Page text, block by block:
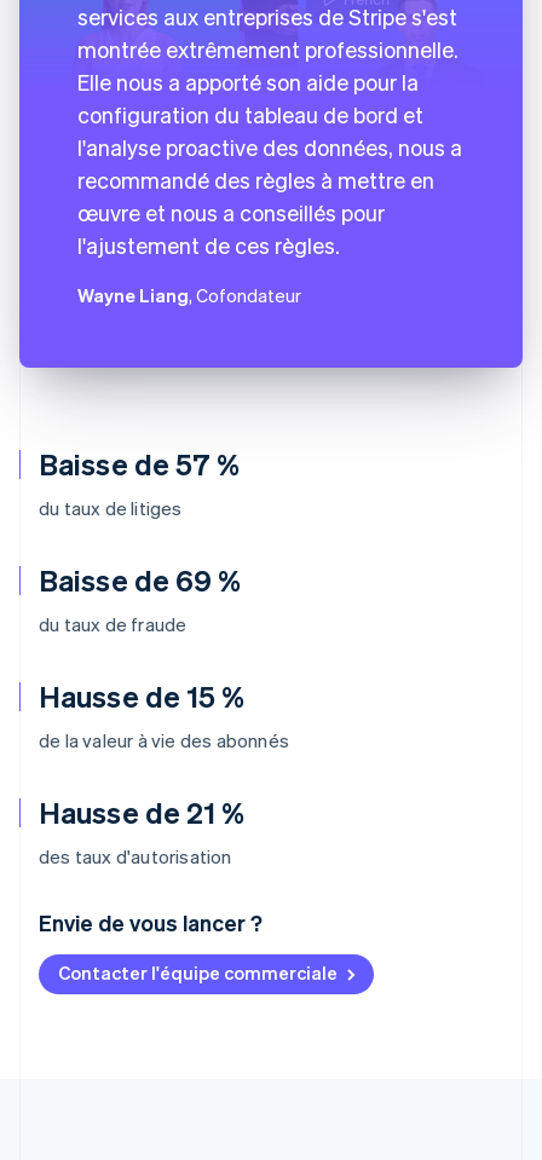
Baisse de 57 %
du taux de litiges
Baisse de 69 %
du taux de fraude
Hausse de 15 %
de la valeur à vie des abonnés
Hausse de 21 %
des taux d'autorisation
Envie de vous lancer ?
Contacter l'équipe commerciale
services aux entreprises de Stripe s'est
montrée extrêmement professionnelle.
Elle nous a apporté son aide pour la
configuration du tableau de bord et
l'analyse proactive des données, nous a
recommandé des règles à mettre en
œuvre et nous a conseillés pour
l'ajustement de ces règles.
Wayne Liang, Cofondateur
Allemagne